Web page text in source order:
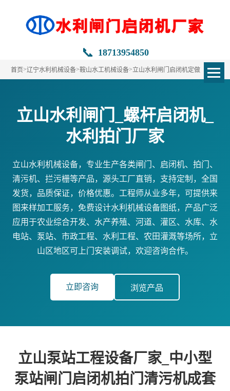
📞 18713954850
首页>辽宁水利机械设备>鞍山水工机械设备>立山水利闸门启闭机定做
立山水利闸门_螺杆启闭机_
水利拍门厂家
立山水利机械设备，专业生产各类闸门、启闭机、拍门、
清污机、拦污栅等产品，源头工厂直销，支持定制，全国
发货，品质保证，价格优惠。工程师从业多年，可提供来
图来样加工服务，免费设计水利机械设备图纸，产品广泛
应用于农业综合开发、水产养殖、河道、灌区、水库、水
电站、泵站、市政工程、水利工程、农田灌溉等场所，立
山区地区可上门安装调试，欢迎咨询合作。
立即咨询 浏览产品
立山泵站工程设备厂家_中小型
泵站闸门启闭机拍门清污机成套